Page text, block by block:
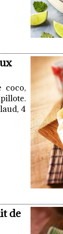
coco,
4
de